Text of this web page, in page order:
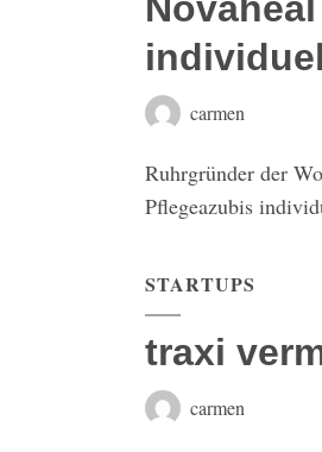
carmen
Ruhrgründer der
Pflegeazubis
STARTUPS
traxi
carmen